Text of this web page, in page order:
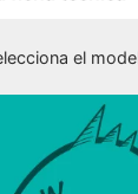
el